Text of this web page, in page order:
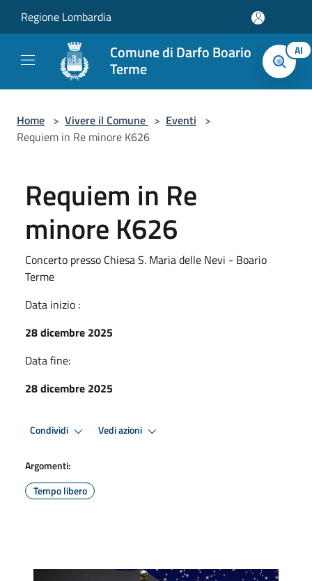
Regione Lombardia
Comune di Darfo Boario
Terme
AI
Home > Vivere il Comune > Eventi >
Requiem in Re minore K626
Requiem in Re
minore K626
Concerto presso Chiesa S. Maria delle Nevi - Boario
Terme
Data inizio :
28 dicembre 2025
Data fine:
28 dicembre 2025
Condividi Vedi azioni
Argomenti:
Tempo libero